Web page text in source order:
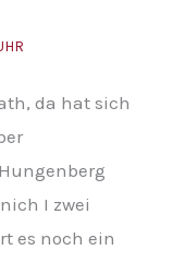
da hat sich
I zwei
es noch ein